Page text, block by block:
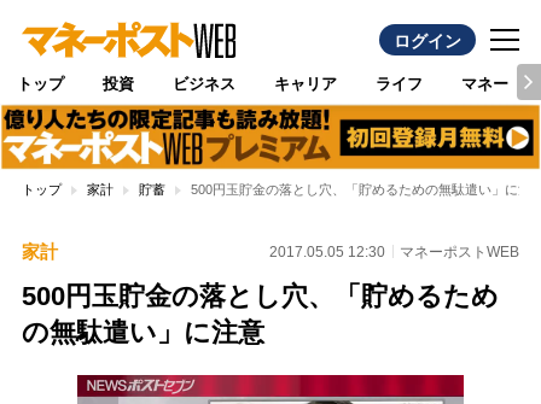
ログイン
トップ 投資 ビジネス キャリア ライフ マネー
トップ 家計 貯蓄 500円玉貯金の落とし穴、「貯めるための無駄遣い」に注
家計 2017.05.05 12:30 マネーポストWEB
500円玉貯金の落とし穴、「貯めるため
の無駄遣い」に注意